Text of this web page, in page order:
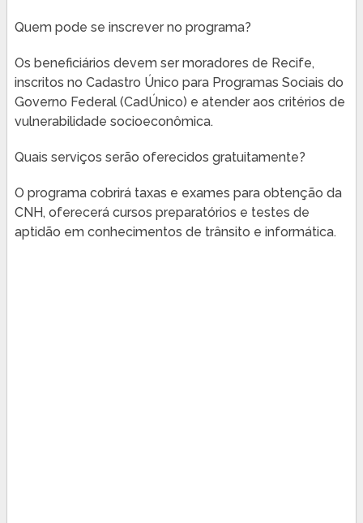
Quem pode se inscrever no programa?
Os beneficiários devem ser moradores de Recife,
inscritos no Cadastro Único para Programas Sociais do
Governo Federal (CadÚnico) e atender aos critérios de
vulnerabilidade socioeconômica.
Quais serviços serão oferecidos gratuitamente?
O programa cobrirá taxas e exames para obtenção da
CNH, oferecerá cursos preparatórios e testes de
aptidão em conhecimentos de trânsito e informática.